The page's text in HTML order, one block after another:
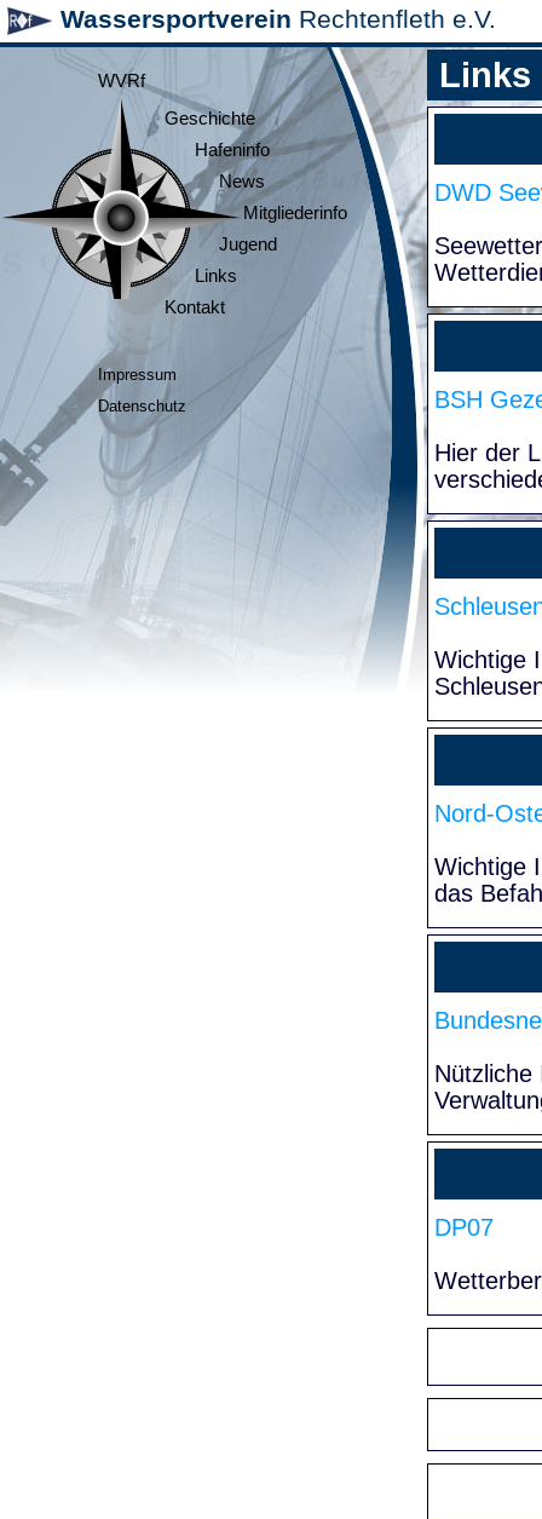
Wassersportverein Rechtenfleth e.V.
WVRf
Geschichte
Hafeninfo
News
Mitgliederinfo
Jugend
Links
Kontakt
Impressum
Datenschutz
Links
DWD
BSH
Hier der
Wichtige
Nord-
Wichtige
das
Nützliche
DP07